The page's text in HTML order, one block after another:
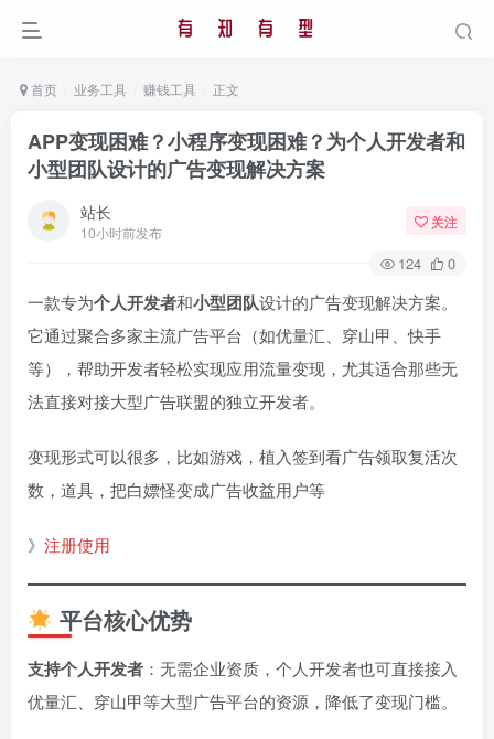
首页 业务工具 赚钱工具 正文
APP变现困难？小程序变现困难？为个人开发者​​和​​
小型团队​​设计的广告变现解决方案
站长
10小时前发布
关注
124 0
一款专为个人开发者和小型团队设计的广告变现解决方案。
它通过聚合多家主流广告平台（如优量汇、穿山甲、快手
等），帮助开发者轻松实现应用流量变现，尤其适合那些无
法直接对接大型广告联盟的独立开发者。
变现形式可以很多，比如游戏，植入签到看广告领取复活次
数，道具，把白嫖怪变成广告收益用户等
》 注册使用
平台核心优势
支持个人开发者 ：无需企业资质，个人开发者也可直接接入
优量汇、穿山甲等大型广告平台的资源，降低了变现门槛。